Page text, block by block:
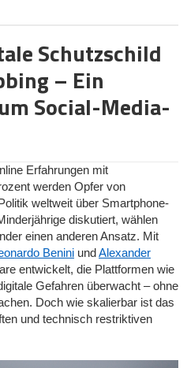
verkaufen: Was Gründer
& Compliance wissen
Anziehen
Foodtrucker
Auto, Verkehr
die Sportboot-
Schutzschild
– Ein
Social-Media-
Erfahrungen mit
werden Opfer von
weltweit über Smartphone-
diskutiert, wählen
einen anderen Ansatz. Mit
Benini und Alexander
entwickelt, die Plattformen wie
Gefahren überwacht – ohne
Doch wie skalierbar ist das
und technisch restriktiven